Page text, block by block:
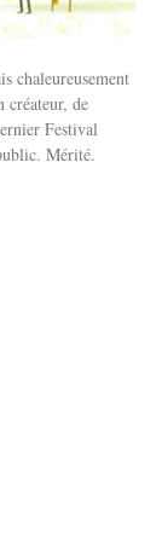
chaleureusement
créateur, de
Festival
Mérité.